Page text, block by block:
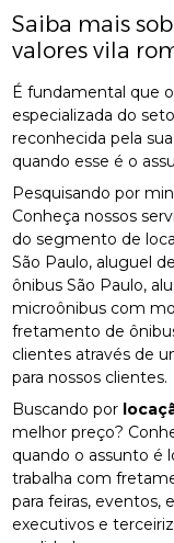
Saiba mais
valores vila
É fundamental que
especializada do
reconhecida pela
quando esse é o
Pesquisando por
Conheça nossos
do segmento de
São Paulo, aluguel
ônibus São Paulo,
microônibus com
fretamento de
clientes através de
para nossos clientes.
Buscando por
melhor preço?
quando o assunto é
trabalha com
para feiras, eventos,
executivos e